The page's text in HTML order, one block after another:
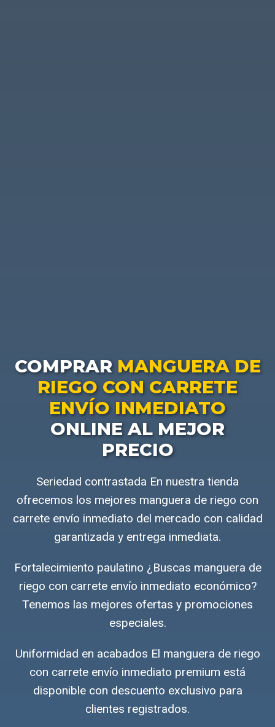
COMPRAR MANGUERA DE
RIEGO CON CARRETE
ENVÍO INMEDIATO
ONLINE AL MEJOR
PRECIO
Seriedad contrastada En nuestra tienda
ofrecemos los mejores manguera de riego con
carrete envío inmediato del mercado con calidad
garantizada y entrega inmediata.
Fortalecimiento paulatino ¿Buscas manguera de
riego con carrete envío inmediato económico?
Tenemos las mejores ofertas y promociones
especiales.
Uniformidad en acabados El manguera de riego
con carrete envío inmediato premium está
disponible con descuento exclusivo para
clientes registrados.